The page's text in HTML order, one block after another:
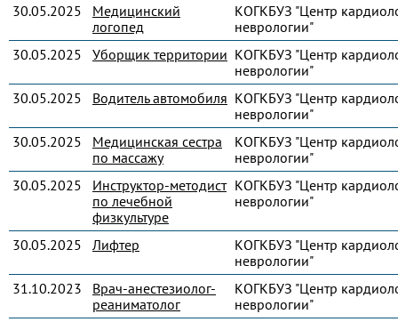
30.05.2025
Медицинский
логопед
КОГКБУЗ "Центр
неврологии"
30.05.2025
Уборщик территории КОГКБУЗ "Центр
неврологии"
30.05.2025
Водитель автомобиля КОГКБУЗ "Центр
неврологии"
30.05.2025
Медицинская сестра
по массажу
КОГКБУЗ "Центр
неврологии"
30.05.2025
Инструктор-методист
по лечебной
физкультуре
КОГКБУЗ "Центр
неврологии"
30.05.2025 Лифтер
КОГКБУЗ "Центр
неврологии"
31.10.2023
Врач-анестезиолог-
реаниматолог
КОГКБУЗ "Центр
неврологии"